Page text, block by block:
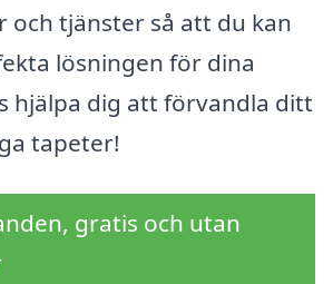
och tjänster så att du kan
lösningen för dina
hjälpa dig att förvandla ditt
tapeter!
gratis och utan